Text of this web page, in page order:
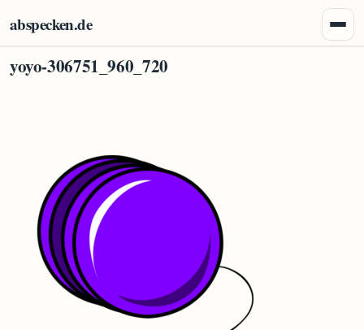
abspecken.de
yoyo-306751_960_720